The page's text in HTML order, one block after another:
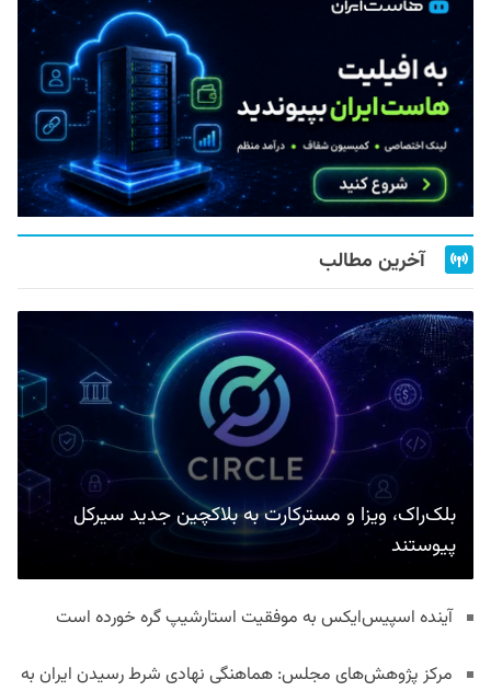
آخرین مطالب
بلک‌راک، ویزا و مسترکارت به بلاکچین جدید سیرکل
پیوستند
آینده اسپیس‌ایکس به موفقیت استارشیپ گره خورده است
مرکز پژوهش‌های مجلس: هماهنگی نهادی شرط رسیدن ایران به